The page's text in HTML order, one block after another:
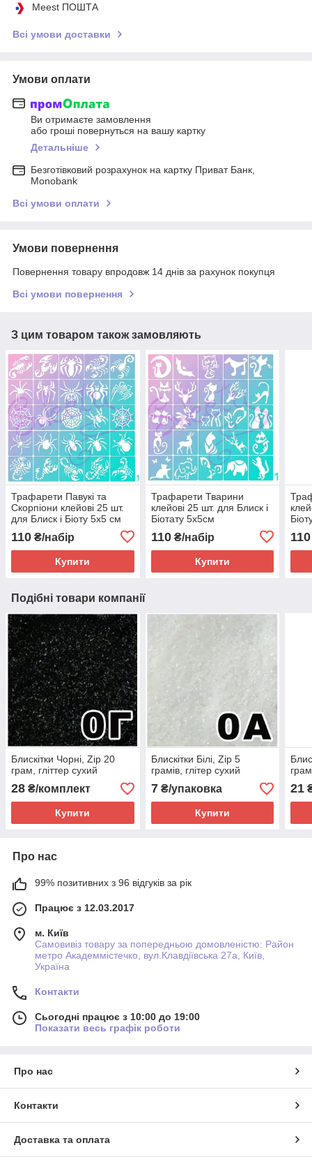
Meest ПОШТА
Всі умови доставки
Умови оплати
Ви отримаєте замовлення
або гроші повернуться на вашу картку
Детальніше
Безготівковий розрахунок на картку Приват Банк,
Monobank
Всі умови оплати
Умови повернення
Повернення товару впродовж 14 днів за рахунок покупця
Всі умови повернення
З цим товаром також замовляють
Трафарети Павукі та
Скорпіони клейові 25 шт.
для Блиск і Біоту 5х5 см
110 ₴/набір
Купити
Трафарети Тварини
клейові 25 шт. для Блиск і
Біотату 5х5см
110₴/набір
Купити
110
Подібні товари компанії
Блискітки Чорні, Zip 20
грам, гліттер сухий
28 ₴/комплект
Купити
Блискітки Білі, Zip 5
грамів, глітер сухий
7₴/упаковка
Купити
21
Про нас
99% позитивних з 96 відгуків за рік
Працює з 12.03.2017
м. Київ
Самовивіз товару за попередньою домовленістю: Район
метро Академмістечко, вул.Клавдіївська 27а, Київ,
Україна
Контакти
Сьогодні працює з 10:00 до 19:00
Показати весь графік роботи
Про нас
Контакти
Доставка та оплата